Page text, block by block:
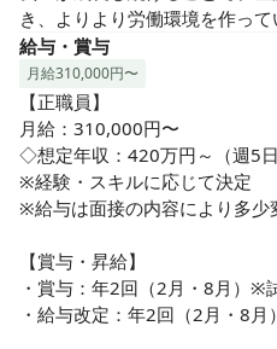
き、よりより労働環境を作って
給与・賞与
月給310,000円〜
【正職員】
月給：310,000円〜
◇想定年収：420万円～（週5日
※経験・スキルに応じて決定
※給与は面接の内容により多少
【賞与・昇給】
・賞与：年2回（2月・8月）※
・給与改定：年2回（2月・8